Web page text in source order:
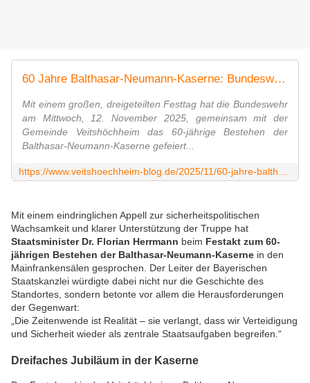
60 Jahre Balthasar-Neumann-Kaserne: Bundeswehr und Veitshöchheim feiern gemeinsam ein starkes Bündnis - Zusammenfassender Bericht - Veitshöchheim News
Mit einem großen, dreigeteilten Festtag hat die Bundeswehr
am Mittwoch, 12. November 2025, gemeinsam mit der
Gemeinde Veitshöchheim das 60-jährige Bestehen der
Balthasar-Neumann-Kaserne gefeiert...
Mit einem eindringlichen Appell zur sicherheitspolitischen
Wachsamkeit und klarer Unterstützung der Truppe hat
Staatsminister Dr. Florian Herrmann beim Festakt zum 60-
jährigen Bestehen der Balthasar-Neumann-Kaserne in den
Mainfrankensälen gesprochen. Der Leiter der Bayerischen
Staatskanzlei würdigte dabei nicht nur die Geschichte des
Standortes, sondern betonte vor allem die Herausforderungen
der Gegenwart:
„Die Zeitenwende ist Realität – sie verlangt, dass wir Verteidigung
und Sicherheit wieder als zentrale Staatsaufgaben begreifen.“
Dreifaches Jubiläum in der Kaserne